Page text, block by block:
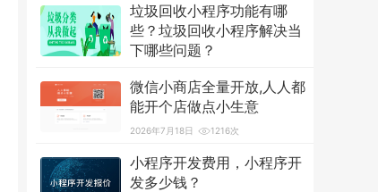
垃圾回收小程序功能有哪
些？垃圾回收小程序解决当
下哪些问题？
微信小商店全量开放,人人都
能开个店做点小生意
2026年7月18日 1216次
小程序开发费用，小程序开
发多少钱？